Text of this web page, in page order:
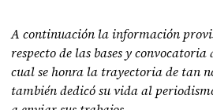
A continuación la información
respecto de las bases y
cual se honra la trayectoria de tan
también dedicó su vidaal